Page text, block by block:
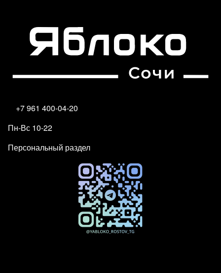
+7 961 400-04-20
Пн-Вс 10-22
Персональный раздел